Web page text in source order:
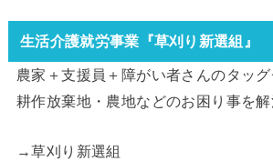
生活介護就労事業『草刈り新選組』
農家＋支援員＋障がい者さんのタッ
耕作放棄地・農地などのお困り事を解
→草刈り新選組